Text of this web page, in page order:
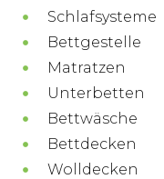
Schlafsysteme
Bettgestelle
Matratzen
Unterbetten
Bettwäsche
Bettdecken
Wolldecken